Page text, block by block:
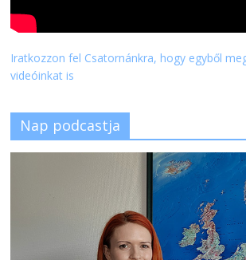
Iratkozzon fel Csatornánkra, hogy egyből
videóinkat is
Nap podcastja